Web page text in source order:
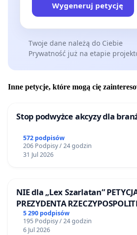
Wygeneruj petycję
Twoje dane należą do Ciebie
Prywatność już na etapie
Inne petycje, które mogą cię
Stop podwyżce akcyzy dla
572 podpisów
206 Podpisy / 24 godzin
31 Jul 2026
NIE dla „Lex Szarlatan”
PREZYDENTA
5 290 podpisów
195 Podpisy / 24 godzin
6 Jul 2026